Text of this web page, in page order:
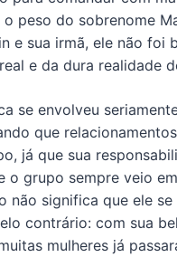
o peso do sobrenome
e sua irmã, ele não foi
e da dura realidade
se envolveu
que
já que sua
o grupo sempre veio
não significa que ele
contrário: com sua
mulheres já